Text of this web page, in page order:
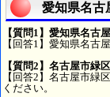
愛知県名古
【質問1】愛知県名古
【回答1】愛知県名古
【質問2】名古屋市緑
【回答2】名古屋市緑
ください。